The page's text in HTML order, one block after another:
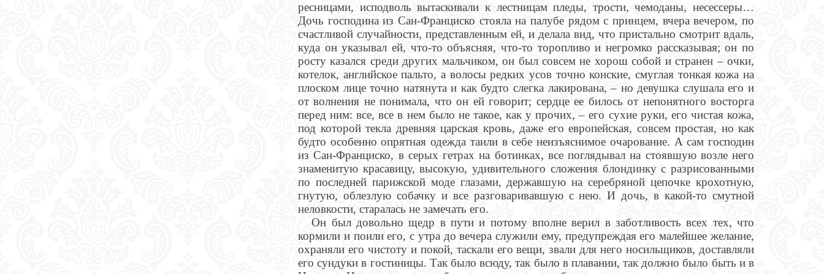
ресницами, исподволь вытаскивали к лестницам пледы, трости, чемоданы, несессеры…
Дочь господина из Сан-Франциско стояла на палубе рядом с принцем, вчера вечером, по
счастливой случайности, представленным ей, и делала вид, что пристально смотрит вдаль,
куда он указывал ей, что-то объясняя, что-то торопливо и негромко рассказывая; он по
росту казался среди других мальчиком, он был совсем не хорош собой и странен – очки,
котелок, английское пальто, а волосы редких усов точно конские, смуглая тонкая кожа на
плоском лице точно натянута и как будто слегка лакирована, – но девушка слушала его и
от волнения не понимала, что он ей говорит; сердце ее билось от непонятного восторга
перед ним: все, все в нем было не такое, как у прочих, – его сухие руки, его чистая кожа,
под которой текла древняя царская кровь, даже его европейская, совсем простая, но как
будто особенно опрятная одежда таили в себе неизъяснимое очарование. А сам господин
из Сан-Франциско, в серых гетрах на ботинках, все поглядывал на стоявшую возле него
знаменитую красавицу, высокую, удивительного сложения блондинку с разрисованными
по последней парижской моде глазами, державшую на серебряной цепочке крохотную,
гнутую, облезлую собачку и все разговаривавшую с нею. И дочь, в какой-то смутной
неловкости, старалась не замечать его.
Он был довольно щедр в пути и потому вполне верил в заботливость всех тех, что
кормили и поили его, с утра до вечера служили ему, предупреждая его малейшее желание,
охраняли его чистоту и покой, таскали его вещи, звали для него носильщиков, доставляли
его сундуки в гостиницы. Так было всюду, так было в плавании, так должно было быть и в